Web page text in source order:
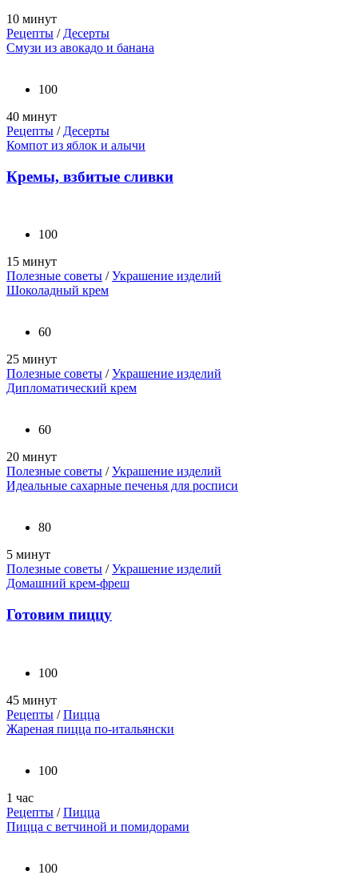
10 минут
Рецепты / Десерты
Смузи из авокадо и банана
100
40 минут
Рецепты / Десерты
Компот из яблок и алычи
Кремы, взбитые сливки
100
15 минут
Полезные советы /Украшение изделий
Шоколадный крем
60
25 минут
Полезные советы /Украшение изделий
Дипломатический крем
60
20 минут
Полезные советы /Украшение изделий
Идеальные сахарные печенья для росписи
80
5 минут
Полезные советы /Украшение изделий
Домашний крем-фреш
Готовим пиццу
100
45 минут
Рецепты /Пицца
Жареная пицца по-итальянски
100
1 час
Рецепты /Пицца
Пицца с ветчиной и помидорами
100